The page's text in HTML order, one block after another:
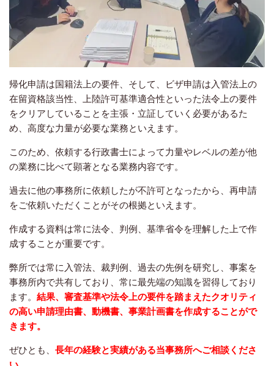
帰化申請は国籍法上の要件、そして、ビザ申請は入管法上の
在留資格該当性、上陸許可基準適合性といった法令上の要件
をクリアしていることを主張・立証していく必要があるた
め、高度な力量が必要な業務といえます。
このため、依頼する行政書士によって力量やレベルの差が他
の業務に比べて顕著となる業務内容です。
過去に他の事務所に依頼したが不許可となったから、再申請
をご依頼いただくことがその根拠といえます。
作成する資料は常に法令、判例、基準省令を理解した上で作
成することが重要です。
弊所では常に入管法、裁判例、過去の先例を研究し、事案を
事務所内で共有しており、常に最先端の知識を習得しており
ます。 結果、審査基準や法令上の要件を踏まえたクオリティ
の高い申請理由書、動機書、事業計画書を作成することがで
きます。
ぜひとも、 長年の経験と実績がある当事務所へご相談くださ